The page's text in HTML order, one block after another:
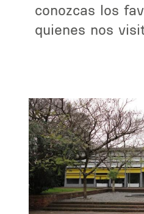
conozcas los
quienes nos